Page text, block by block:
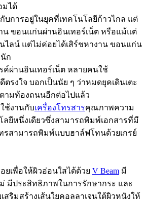
มได้
บการอยู่ในยุคที่เทคโนโลยีก้าวไกล แต่
ขอนแก่นผ่านอินเทอร์เน็ต หรือแม้แต่
ลน์ แต่ไม่ค่อยได้เสิร์ชหางาน ขอนแก่น
นัก
ผ่านอินเทอร์เน็ต หลายคนใช้
รงใจ บอกเป็นนัย ๆ ว่าหมดยุคเดินเตะ
ามท้องถนนอีกต่อไปแล้ว
ช้งานกับเครื่องโทรสารคุณภาพความ
ลยีหนึ่งเดียวซึ่งสามารถพิมพ์เอกสารที่มี
รสามารถพิมพ์แบบฮาล์ฟโทนด้วยเกรย์
ยเพื่อให้ผิวอ่อนใสได้ด้วย V Beam มี
มีประสิทธิภาพในการรักษากระ และ
สริมสร้างเส้นใยคอลลาเจนใต้ผิวหนังให้